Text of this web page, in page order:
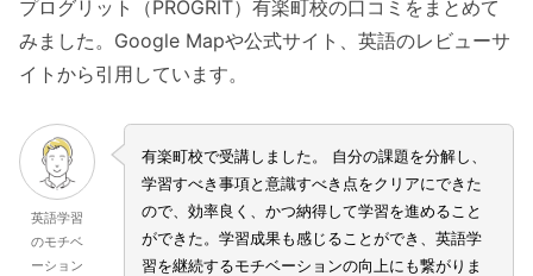
プログリット（PROGRIT）有楽町校の口コミをまとめて
みました。Google Mapや公式サイト、英語のレビューサ
イトから引用しています。
英語学習
のモチベ
ーション
有楽町校で受講しました。 自分の課題を分解し、
学習すべき事項と意識すべき点をクリアにできた
ので、効率良く、かつ納得して学習を進めること
ができた。学習成果も感じることができ、英語学
習を継続するモチベーションの向上にも繋がりま